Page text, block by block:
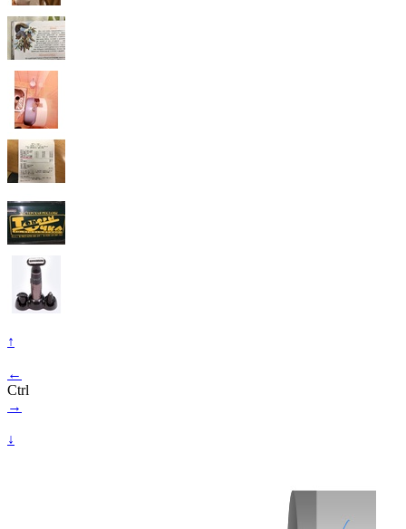
↑
←
Ctrl
→
↓